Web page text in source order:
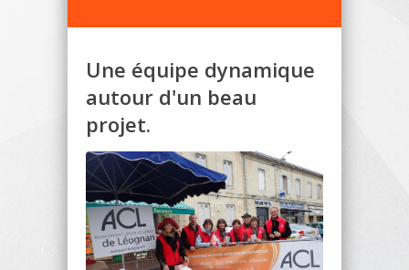
Une équipe dynamique
autour d'un beau
projet.